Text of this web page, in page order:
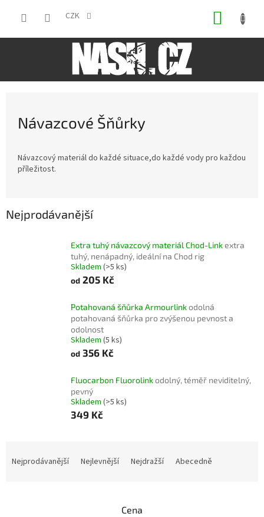
CZK
Návazcové Šňůrky
Návazcový materiál do každé situace,do každé vody pro každou
příležitost.
Nejprodávanější
Extra tuhý návazcový materiál Chod-Linkextra
tuhý, nenápadný, ideální na Chod rig
Skladem (>5 ks)
od 205 Kč
Potahovaná šňůrka Armourlinkodolná
potahovaná šňůrka pro zvýšenou pevnost a
odolnost
Skladem (5 ks)
od 356 Kč
Fluocarbon Fluorolinkodolný, téměř neviditelný,
pevný
Skladem (>5 ks)
349 Kč
Nejprodávanější Nejlevnější Nejdražší Abecedně
Cena